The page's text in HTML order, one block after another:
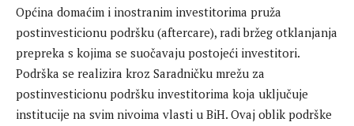
Općina domaćim i inostranim investitorima pruža
postinvesticionu podršku (aftercare), radi bržeg otklanjanja
prepreka s kojima se suočavaju postojeći investitori.
Podrška se realizira kroz Saradničku mrežu za
postinvesticionu podršku investitorima koja uključuje
institucije na svim nivoima vlasti u BiH. Ovaj oblik podrške